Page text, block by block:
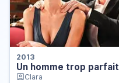
2013
Un homme trop parfait
Clara